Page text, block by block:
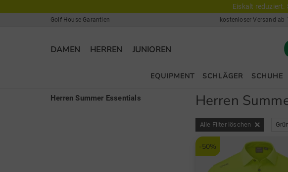
Eiskalt reduziert.
Golf House Garantien kostenloser Versand ab
DAMEN HERREN JUNIOREN
EQUIPMENT SCHLÄGER SCHUHE
Herren Summer Essentials Herren
Alle Filter löschen Grün
-50%